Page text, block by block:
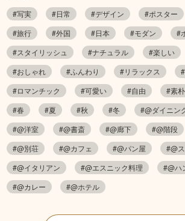
#写実
#日常 #デザイン #ポスター
#旅行
#外国 #日本 #モダン
#
#スタイリッシュ
#ナチュラル #楽しい
#おしゃれ
#ふんわり #リラックス
#ロマンチック
#可愛い #自由 #素朴
#春
#夏 #秋 #冬 #@ダイニン
#@洋室
#@書斎 #@廊下 #@階段
#@別荘
#@カフェ #@パン屋
#@
#@イタリアン
#@エスニック料理
#@ハ
#@カレー
#@ホテル